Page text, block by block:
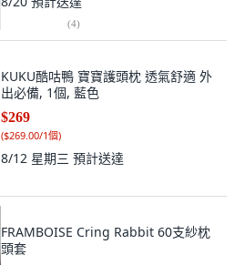
(4)
KUKU酷咕鴨 寶寶護頭枕 透氣舒適 外
出必備, 1個, 藍色
$269
($269.00/1個)
8/12 星期三 預計送達
FRAMBOISE Cring Rabbit 60支紗枕
頭套